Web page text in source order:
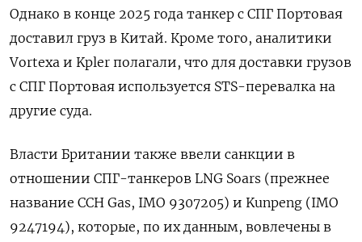
Однако ​в конце 2025 года ‌танкер с СПГ Портовая
доставил груз в Китай. Кроме ​того, аналитики ​
Vortexa ‌и Kpler полагали, что ​для доставки грузов
с СПГ Портовая используется STS-перевалка на
другие суда.
Власти Британии также ввели санкции в
отношении СПГ-танкеров LNG Soars (​прежнее
⁠название CCH Gas, IMO 9307205) и ‌Kunpeng (IMO
9247194), которые, по ‌их данным, вовлечены в